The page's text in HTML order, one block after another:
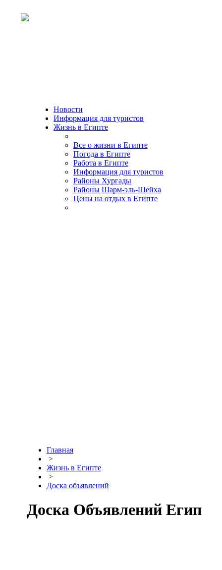
Новости
Информация для туристов
Жизнь в Египте
Все о жизни в Египте
Погода в Египте
Работа в Египте
Информация для туристов
Районы Хургады
Районы Шарм-эль-Шейха
Цены на отдых в Египте
Главная
>
Жизнь в Египте
>
Доска объявлений
Доска Объявлений Египет